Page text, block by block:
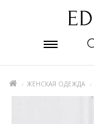
ЖЕНСКАЯ ОДЕЖДА